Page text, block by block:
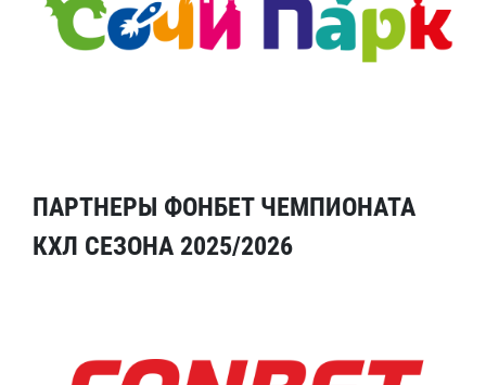
ПАРТНЕРЫ ФОНБЕТ ЧЕМПИОНАТА
КХЛ СЕЗОНА 2025/2026